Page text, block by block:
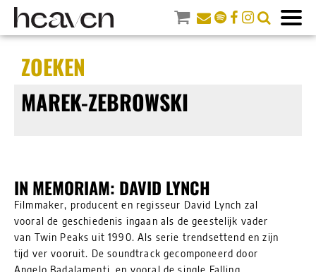
ZOEKEN
MAREK-ZEBROWSKI
IN MEMORIAM: DAVID LYNCH
Filmmaker, producent en regisseur David Lynch zal
vooral de geschiedenis ingaan als de geestelijk vader
van Twin Peaks uit 1990. Als serie trendsettend en zijn
tijd ver vooruit. De soundtrack gecomponeerd door
Angelo Badalamenti, en vooral de single Falling